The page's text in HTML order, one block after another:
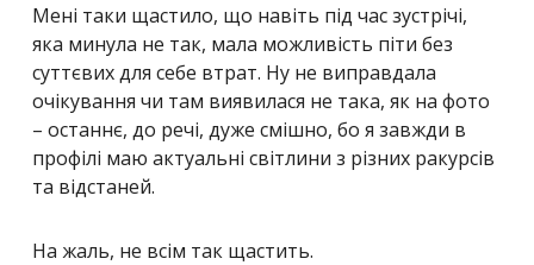
Мені таки щастило, що навіть під час зустрічі,
яка минула не так, мала можливість піти без
суттєвих для себе втрат. Ну не виправдала
очікування чи там виявилася не така, як на фото
– останнє, до речі, дуже смішно, бо я завжди в
профілі маю актуальні світлини з різних ракурсів
та відстаней.
На жаль, не всім так щастить.